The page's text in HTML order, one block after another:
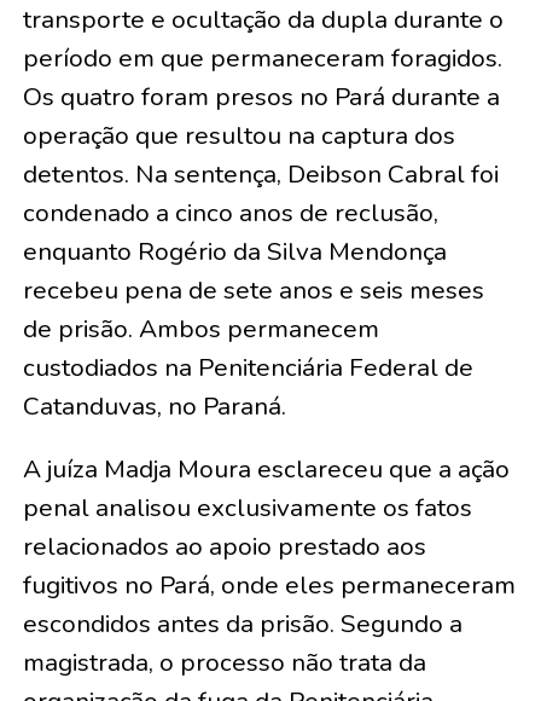
transporte e ocultação da dupla durante o
período em que permaneceram foragidos.
Os quatro foram presos no Pará durante a
operação que resultou na captura dos
detentos. Na sentença, Deibson Cabral foi
condenado a cinco anos de reclusão,
enquanto Rogério da Silva Mendonça
recebeu pena de sete anos e seis meses
de prisão. Ambos permanecem
custodiados na Penitenciária Federal de
Catanduvas, no Paraná.
A juíza Madja Moura esclareceu que a ação
penal analisou exclusivamente os fatos
relacionados ao apoio prestado aos
fugitivos no Pará, onde eles permaneceram
escondidos antes da prisão. Segundo a
magistrada, o processo não trata da